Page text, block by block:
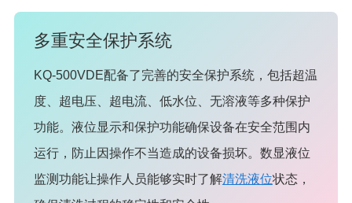
多重安全保护系统
KQ-500VDE配备了完善的安全保护系统，包括超温
度、超电压、超电流、低水位、无溶液等多种保护
功能。液位显示和保护功能确保设备在安全范围内
运行，防止因操作不当造成的设备损坏。数显液位
监测功能让操作人员能够实时了解清洗液位状态，